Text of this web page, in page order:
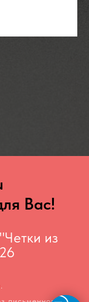
Вас!
из